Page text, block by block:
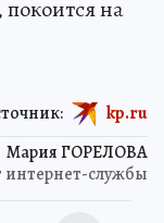
покоится на
Мария ГОРЕЛОВА
интернет-службы
kp.ru